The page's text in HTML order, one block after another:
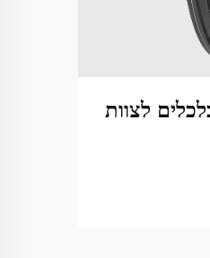
לצוות